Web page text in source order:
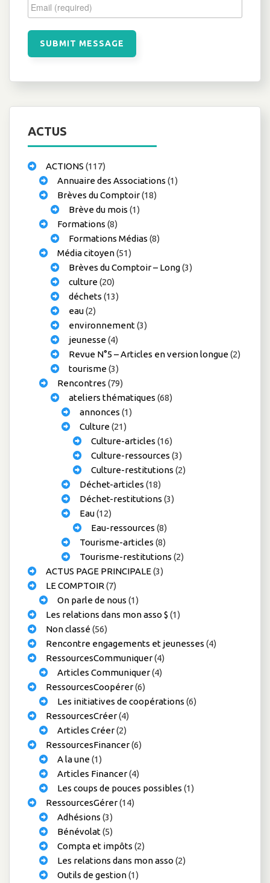
ACTUS
ACTIONS (117)
Annuaire des Associations (1)
Brèves du Comptoir(18)
Brève du mois (1)
Formations (8)
Formations Médias (8)
Média citoyen(51)
Brèves du Comptoir – Long(3)
culture(20)
déchets (13)
eau(2)
environnement(3)
jeunesse(4)
Revue N°5 – Articles en version longue(2)
tourisme(3)
Rencontres (79)
ateliers thématiques (68)
annonces (1)
Culture(21)
Culture-articles (16)
Culture-ressources (3)
Culture-restitutions (2)
Déchet-articles (18)
Déchet-restitutions (3)
Eau(12)
Eau-ressources (8)
Tourisme-articles (8)
Tourisme-restitutions (2)
ACTUS PAGE PRINCIPALE(3)
LE COMPTOIR (7)
On parle de nous (1)
Les relations dans mon asso $ (1)
Non classé(56)
Rencontre engagements et jeunesses (4)
RessourcesCommuniquer(4)
Articles Communiquer(4)
RessourcesCoopérer(6)
Les initiatives de coopérations (6)
RessourcesCréer(4)
Articles Créer(2)
RessourcesFinancer(6)
A la une(1)
Articles Financer(4)
Les coups de pouces possibles (1)
RessourcesGérer(14)
Adhésions (3)
Bénévolat(5)
Compta et impôts (2)
Les relations dans mon asso (2)
Outils de gestion(1)